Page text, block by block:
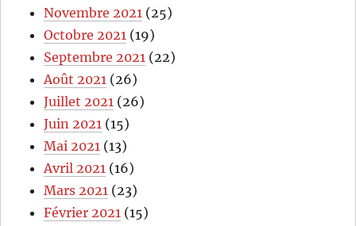
Novembre 2021 (25)
Octobre 2021 (19)
Septembre 2021 (22)
Août 2021 (26)
Juillet 2021 (26)
Juin 2021 (15)
Mai 2021 (13)
Avril 2021 (16)
Mars 2021 (23)
Février 2021 (15)